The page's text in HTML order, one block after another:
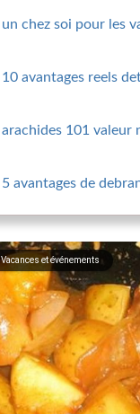
un chez soi pour les
10 avantages reels
arachides 101
5 avantages de
Vacances et événements